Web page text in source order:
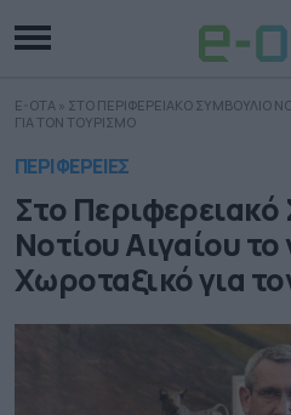
E-OTA » ΣΤΟ ΠΕΡΙΦΕΡΕΙΑΚΟ ΣΥΜΒΟΥΛΙΟ
ΓΙΑ ΤΟΝ ΤΟΥΡΙΣΜΟ
ΠΕΡΙΦΕΡΕΙΕΣ
Στο
Νοτίου Αιγαίου το
Χωροταξικό για